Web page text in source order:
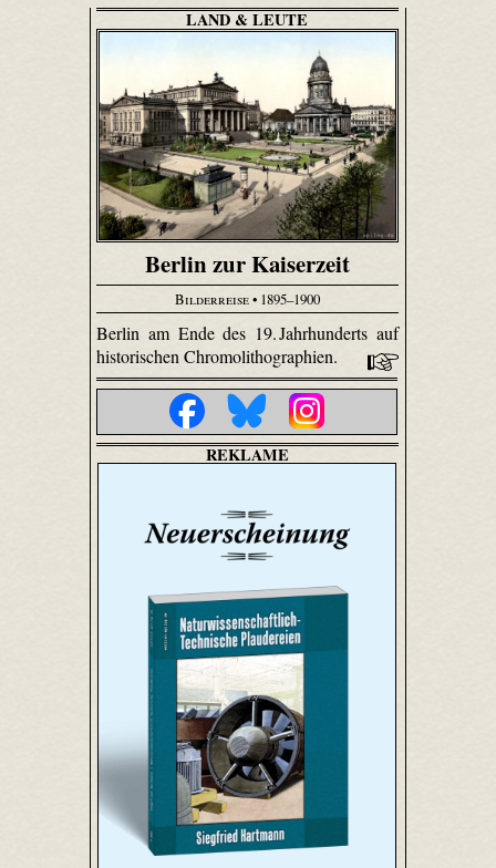
LAND & LEUTE
Berlin zur Kaiserzeit
Bilderreise• 1895–1900
Berlin am Ende des 19. Jahrhunderts auf
historischen Chromolithographien.
REKLAME